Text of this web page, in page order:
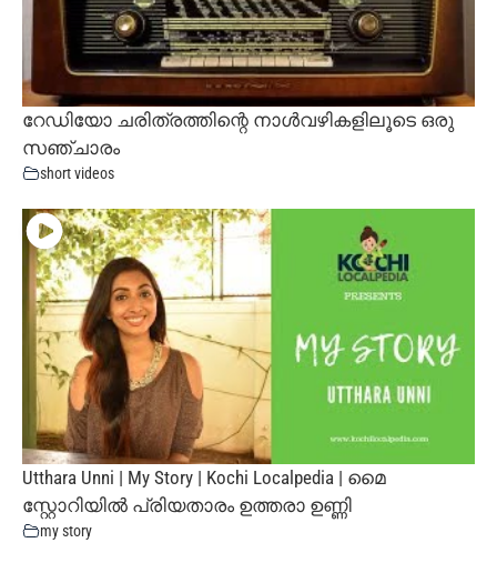
റേഡിയോ ചരിത്രത്തിന്റെ നാൾവഴികളിലൂടെ ഒരു
സഞ്ചാരം
short videos
Utthara Unni | My Story | Kochi Localpedia | മൈ
സ്റ്റോറിയില്‍ പ്രിയതാരം ഉത്തരാ ഉണ്ണി
my story